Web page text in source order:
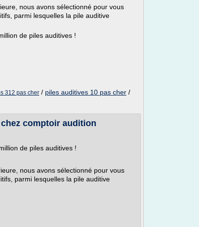
nous avons sélectionné pour vous
parmi lesquelles la pile auditive
de piles auditives !
312 pas cher / piles auditives 10 pas cher /
comptoir audition
de piles auditives !
nous avons sélectionné pour vous
parmi lesquelles la pile auditive